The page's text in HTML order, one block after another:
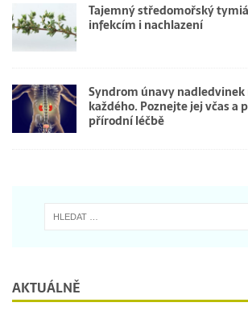
Tajemný středomořský
infekcím i nachlazení
Syndrom únavy
každého. Poznejte jej včas a
přírodní léčbě
AKTUÁLNĚ